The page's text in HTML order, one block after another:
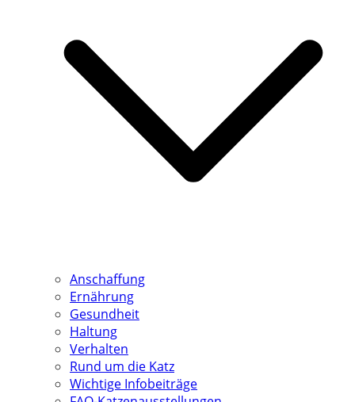
Anschaffung
Ernährung
Gesundheit
Haltung
Verhalten
Rund um die Katz
Wichtige Infobeiträge